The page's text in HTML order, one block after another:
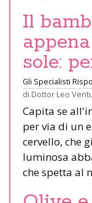
Il
sole:
Gli Specialisti
di Dottor Leo
Capita se
per via di un
cervello, che
luminosa
che spetta al